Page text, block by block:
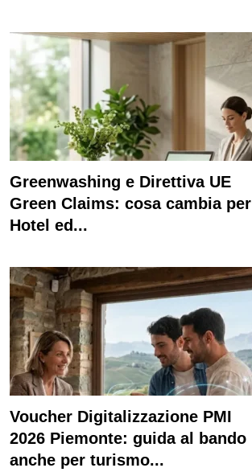
Greenwashing e Direttiva UE
Green Claims: cosa cambia per
Hotel ed...
Voucher Digitalizzazione PMI
2026 Piemonte: guida al bando
anche per turismo...